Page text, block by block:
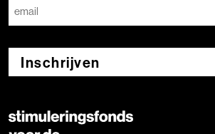
Inschrijven